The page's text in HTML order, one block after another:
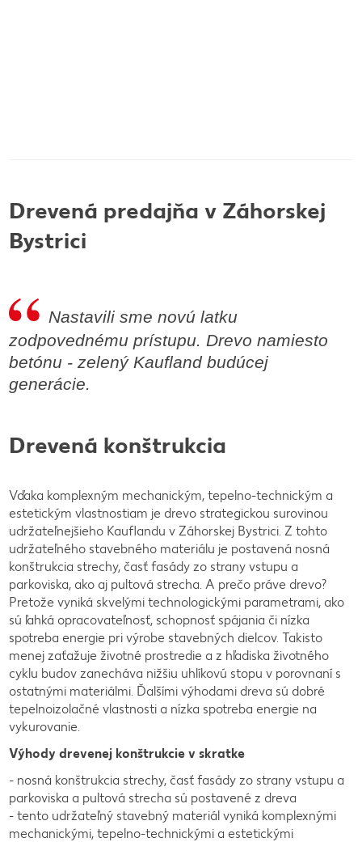
Drevená predajňa v Záhorskej
Bystrici
Nastavili sme novú latku
zodpovednému prístupu. Drevo namiesto
betónu - zelený Kaufland budúcej
generácie.
Drevená konštrukcia
Vďaka komplexným mechanickým, tepelno-technickým a
estetickým vlastnostiam je drevo strategickou surovinou
udržateľnejšieho Kauflandu v Záhorskej Bystrici. Z tohto
udržateľného stavebného materiálu je postavená nosná
konštrukcia strechy, časť fasády zo strany vstupu a
parkoviska, ako aj pultová strecha. A prečo práve drevo?
Pretože vyniká skvelými technologickými parametrami, ako
sú ľahká opracovateľnosť, schopnosť spájania či nízka
spotreba energie pri výrobe stavebných dielcov. Takisto
menej zaťažuje životné prostredie a z hľadiska životného
cyklu budov zanecháva nižšiu uhlíkovú stopu v porovnaní s
ostatnými materiálmi. Ďalšími výhodami dreva sú dobré
tepelnoizolačné vlastnosti a nízka spotreba energie na
vykurovanie.
Výhody drevenej konštrukcie v skratke
- nosná konštrukcia strechy, časť fasády zo strany vstupu a
parkoviska a pultová strecha sú postavené z dreva
- tento udržateľný stavebný materiál vyniká komplexnými
mechanickými, tepelno-technickými a estetickými